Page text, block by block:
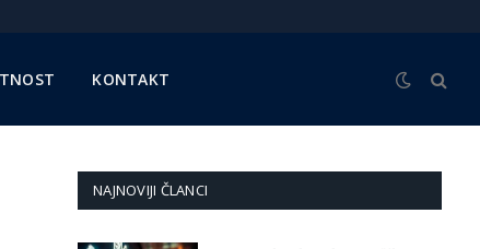
KONTAKT
NAJNOVIJI ČLANCI